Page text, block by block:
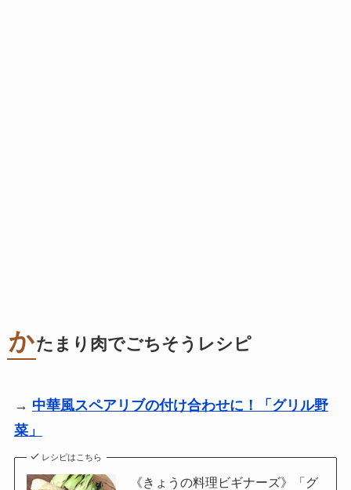
かたまり肉でごちそうレシピ
→ 中華風スペアリブの付け合わせに！「グリル野
菜」
レシピはこちら
《きょうの料理ビギナーズ》「グ